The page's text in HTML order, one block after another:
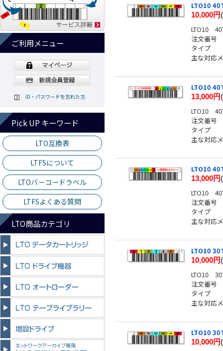
ご利用メニュー
ID・パスワードを忘れた方
Pick UP キーワード
LTO互換表
LTFSについて
LTOバーコードラベル
LTFSよくある質問
LTO商品カテゴリ
LTO10
10,000円
LTO10
注文
タイプ
主な対応
LTO10
13,000円
LTO10
注文番
タイプ
主な対応
LTO10
13,000円
LTO10
注文番
タイプ
主な対応
LTO10
10,000円
LTO10
注文
タイプ
主な対応
LTO10
10,000円